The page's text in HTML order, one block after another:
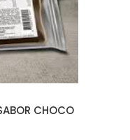
CHOCO